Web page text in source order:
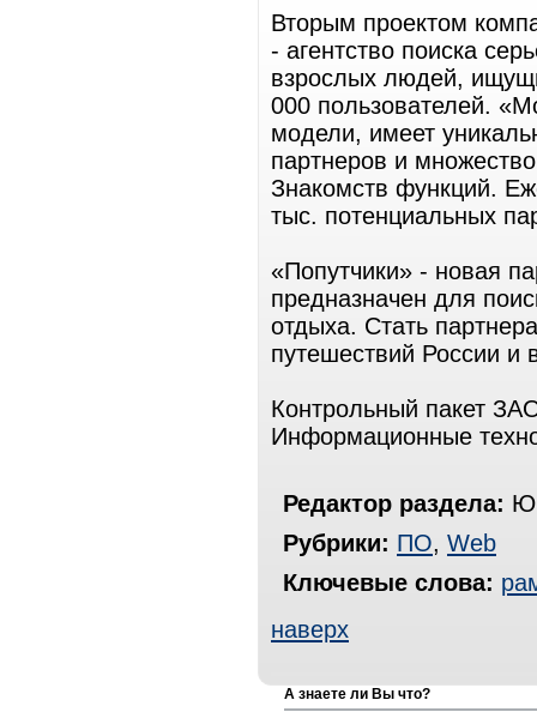
Вторым проектом
- агентство поиска
взрослых людей,
000 пользователей.
модели, имеет
партнеров и
Знакомств функций.
тыс. потенциальных
«Попутчики» - новая
предназначен для
отдыха. Стать
путешествий России и
Контрольный пакет
Информационные
Редактор раздела:
Рубрики: ПО, Web
Ключевые слова:
наверх
А знаете ли Вы что?